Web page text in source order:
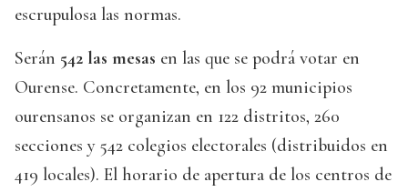
escrupulosa las normas.
Serán 542 las mesas en las que se podrá votar en
Ourense. Concretamente, en los 92 municipios
ourensanos se organizan en 122 distritos, 260
secciones y 542 colegios electorales (distribuidos en
419 locales). El horario de apertura de los centros de